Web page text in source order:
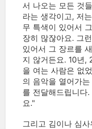
서 나오는 모든 것
라는 생각이고, 저
무 특색이 있어서
장히 많잖아요. 그
있어서 그 장르를
지 않거든요. 10년,
을 여는 사람은 없
의 음악을 열어가
를 전달해드립니다
요."
그리고 김이나 심